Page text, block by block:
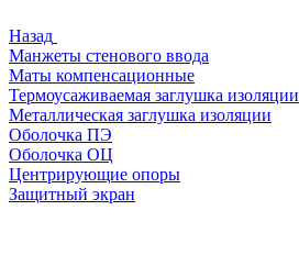
Назад
Манжеты стенового ввода
Маты компенсационные
Термоусаживаемая заглушка изоляции
Металлическая заглушка изоляции
Оболочка ПЭ
Оболочка ОЦ
Центрирующие опоры
Защитный экран